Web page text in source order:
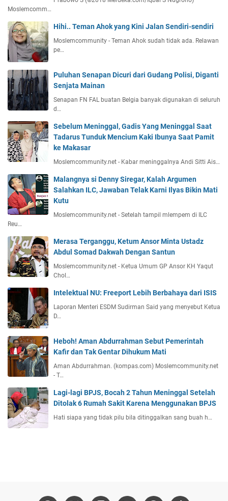
Moslemcomm…
Hihi.. Teman Ahok yang Kini Jalan Sendiri-sendiri
Moslemcommunity - Teman Ahok sudah tidak ada. Relawan
pe…
Puluhan Senapan Dicuri dari Gudang Polisi, Diganti
Senjata Mainan
Senapan FN FAL buatan Belgia banyak digunakan di seluruh
d…
Sebelum Meninggal, Gadis Yang Meninggal Saat
Tadarus Tunduk Mencium Kaki Ibunya Saat Pamit
ke Makasar
Moslemcommunity.net - Kabar meninggalnya Andi Sitti Ais…
Malangnya si Denny Siregar, Kalah Argumen
Salahkan ILC, Jawaban Telak Karni Ilyas Bikin Mati
Kutu
Moslemcommunity.net - Setelah tampil mlempem di ILC
Reu…
Merasa Terganggu, Ketum Ansor Minta Ustadz
Abdul Somad Dakwah Dengan Santun
Moslemcommunity.net - Ketua Umum GP Ansor KH Yaqut
Chol…
Intelektual NU: Freeport Lebih Berbahaya dari ISIS
Laporan Menteri ESDM Sudirman Said yang menyebut Ketua
D…
Heboh! Aman Abdurrahman Sebut Pemerintah
Kafir dan Tak Gentar Dihukum Mati
Aman Abdurrahman. (kompas.com) Moslemcommunity.net
- T…
Lagi-lagi BPJS, Bocah 2 Tahun Meninggal Setelah
Ditolak 6 Rumah Sakit Karena Menggunakan BPJS
Hati siapa yang tidak pilu bila ditinggalkan sang buah h…